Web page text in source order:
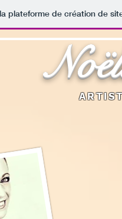
plateforme de création de